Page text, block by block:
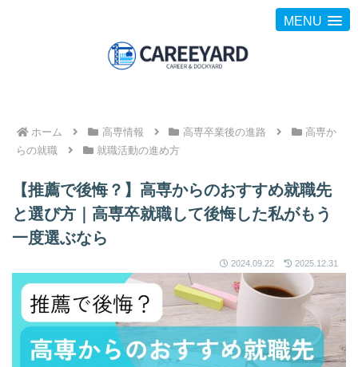
MENU
ホーム 高専情報 高専卒業後の進路
高専か
らの就職
就職活動の進め方
【推薦で後悔？】高専からのおすすめ就職先
と選び方｜高専卒就職して後悔した私がもう
一度選ぶなら
2024.09.22 2025.12.31